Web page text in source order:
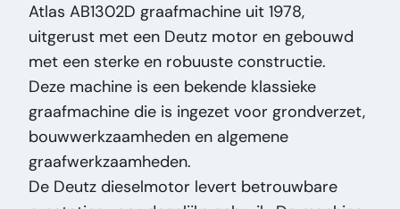
Fuel: Diesel
Bodywork:Graafmachine
Number of Cylinders:6
Cylinder Capacity:5.700
Height:310
Width:250
Length:760
Maximum Reach:cm 800
Atlas AB1302D graafmachine uit 1978,
uitgerust met een Deutz motor en gebouwd
met een sterke en robuuste constructie.
Deze machine is een bekende klassieke
graafmachine die is ingezet voor grondverzet,
bouwwerkzaamheden en algemene
graafwerkzaamheden.
De Deutz dieselmotor levert betrouwbare